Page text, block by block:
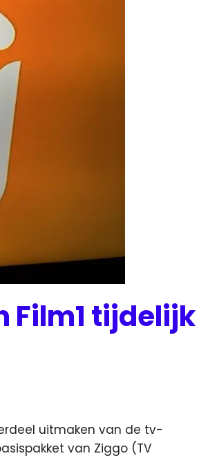
Film1 tijdelijk
uitmaken van de tv-
van Ziggo (TV